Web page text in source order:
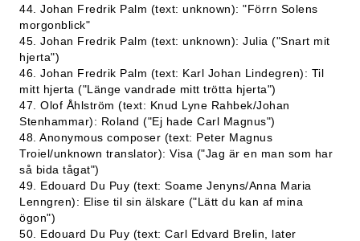
44. Johan Fredrik Palm (text: unknown): "Förrn Solens
morgonblick"
45. Johan Fredrik Palm (text: unknown): Julia ("Snart mit
hjerta")
46. Johan Fredrik Palm (text: Karl Johan Lindegren): Til
mitt hjerta ("Länge vandrade mitt trötta hjerta")
47. Olof Åhlström (text: Knud Lyne Rahbek/Johan
Stenhammar): Roland ("Ej hade Carl Magnus")
48. Anonymous composer (text: Peter Magnus
Troiel/unknown translator): Visa ("Jag är en man som har
så bida tågat")
49. Edouard Du Puy (text: Soame Jenyns/Anna Maria
Lenngren): Elise til sin älskare ("Lätt du kan af mina
ögon")
50. Edouard Du Puy (text: Carl Edvard Brelin, later